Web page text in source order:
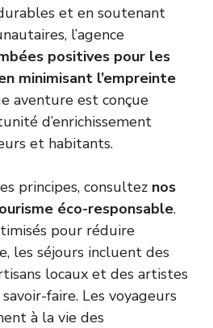
et en soutenant
l’agence
positives pour les
minimisant l’empreinte
aventure est conçue
d’enrichissement
et habitants.
principes, consultez nos
éco-responsable.
pour réduire
les séjours incluent des
locaux et des artistes
faire. Les voyageurs
à la vie des